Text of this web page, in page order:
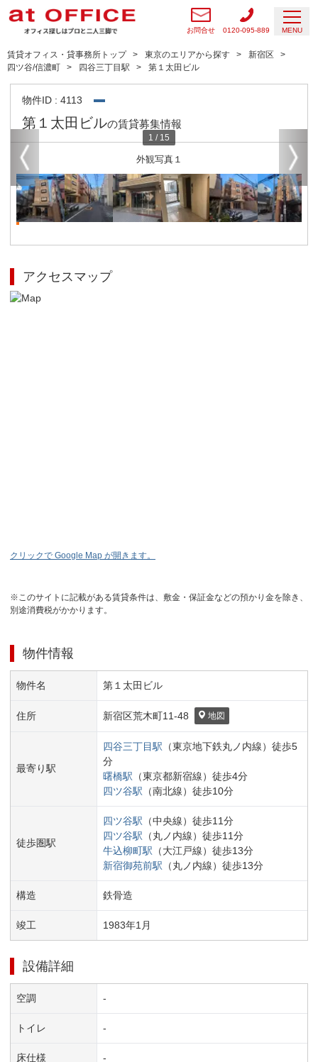
お問合せ 0120-095-889 MENU
賃貸オフィス・貸事務所トップ 東京のエリアから探す
新宿区
四ツ谷/信濃町
四谷三丁目駅 第１太田ビル
物件ID : 4113
第１太田ビルの賃貸募集情報
外観写真１
1 / 15
アクセスマップ
クリックで Google Map が開きます。
※このサイトに記載がある賃貸条件は、敷金・保証金などの預かり金を除き、
別途消費税がかかります。
物件情報
物件名 第１太田ビル
住所 新宿区荒木町11-48 地図
最寄り駅
四谷三丁目駅 （東京地下鉄丸ノ内線） 徒歩5
分
曙橋駅 （東京都新宿線） 徒歩4分
四ツ谷駅 （南北線） 徒歩10分
徒歩圏駅
四ツ谷駅 （中央線） 徒歩11分
四ツ谷駅 （丸ノ内線） 徒歩11分
牛込柳町駅 （大江戸線） 徒歩13分
新宿御苑前駅 （丸ノ内線） 徒歩13分
構造 鉄骨造
竣工 1983年1 月
設備詳細
空調 -
トイレ -
床仕様 -